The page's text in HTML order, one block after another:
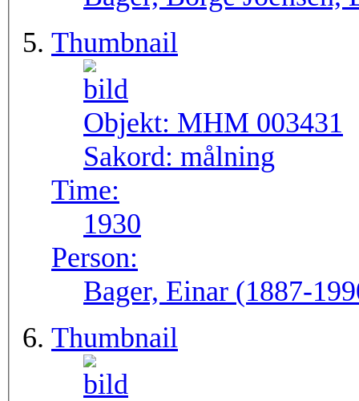
Thumbnail
Objekt: MHM 003431
Sakord: målning
Time:
1930
Person:
Bager, Einar (1887-
Thumbnail